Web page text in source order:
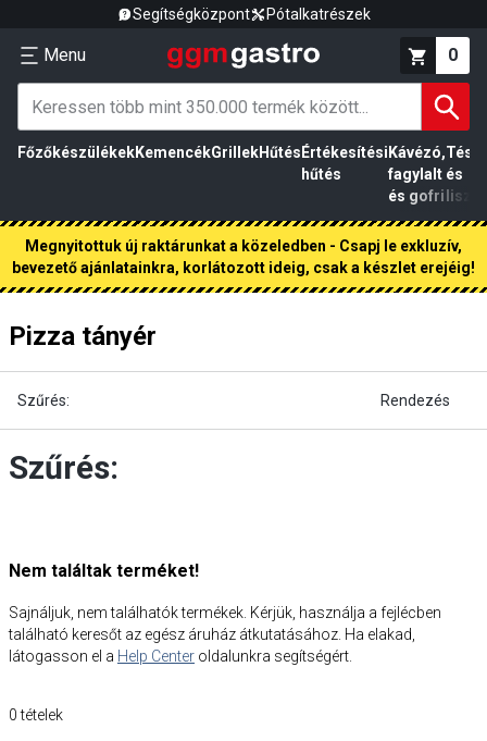
Segítségközpont Pótalkatrészek
Menu 0
FőzőkészülékekKemencékGrillekHűtés Értékesítési
hűtés
Kávézó,
fagylalt
és gofri
és
liszt
Megnyitottuk új raktárunkat a közeledben - Csapj le exkluzív,
bevezető ajánlatainkra, korlátozott ideig, csak a készlet erejéig!
Pizza tányér
Szűrés: Rendezés
Szűrés:
Nem találtak terméket!
Sajnáljuk, nem találhatók termékek. Kérjük, használja a fejlécben
található keresőt az egész áruház átkutatásához. Ha elakad,
látogasson el a Help Center oldalunkra segítségért.
0 tételek